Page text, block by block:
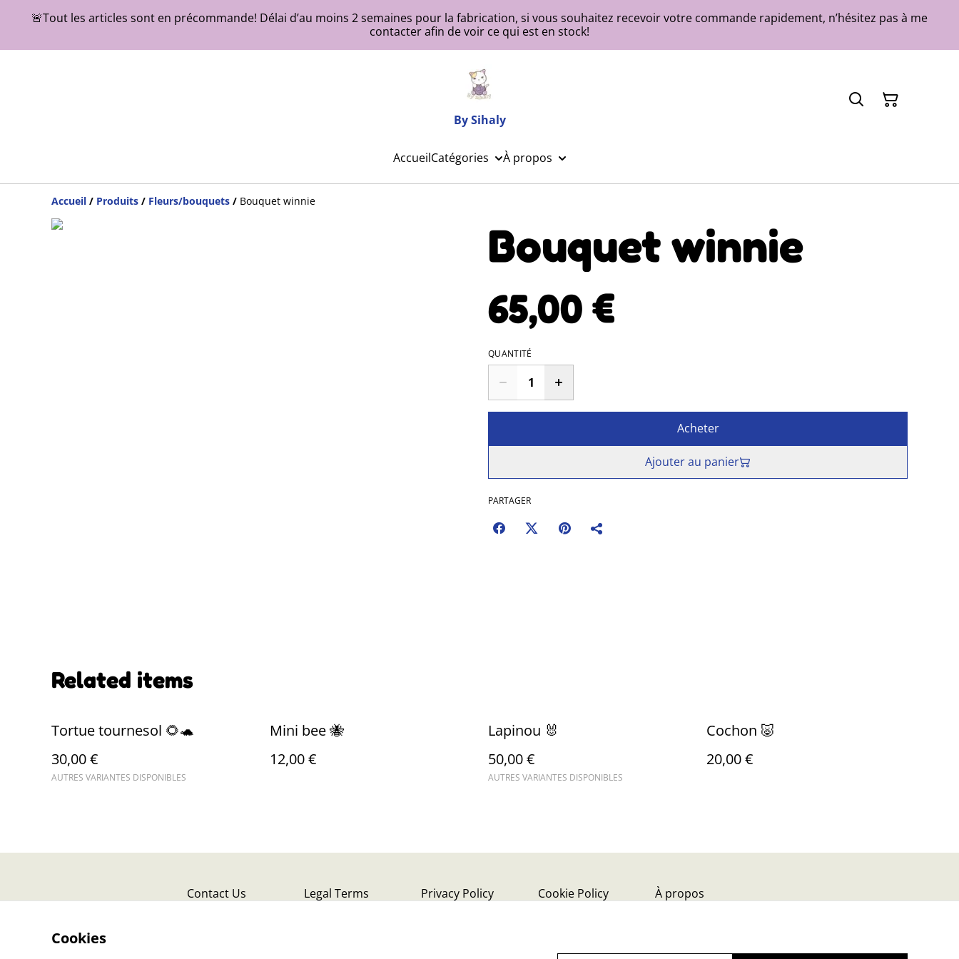
🚨Tout les articles sont en précommande! Délai d’au moins 2 semaines pour la fabrication, si vous souhaitez recevoir votre commande rapidement, n’hésitez pas à me
contacter afin de voir ce qui est en stock!
By Sihaly
AccueilCatégories À propos
Accueil / Produits / Fleurs/bouquets / Bouquet winnie
Bouquet winnie
65,00 €
QUANTITÉ
Acheter
Ajouter au panier
PARTAGER
Related items
Tortue tournesol 🌻🐢
30,00 €
AUTRES VARIANTES DISPONIBLES
Mini bee 🐝
12,00 €
Lapinou 🐰
50,00 €
AUTRES VARIANTES DISPONIBLES
Cochon 🐷
20,00 €
Contact Us Legal Terms Privacy Policy Cookie Policy À propos
Cookies